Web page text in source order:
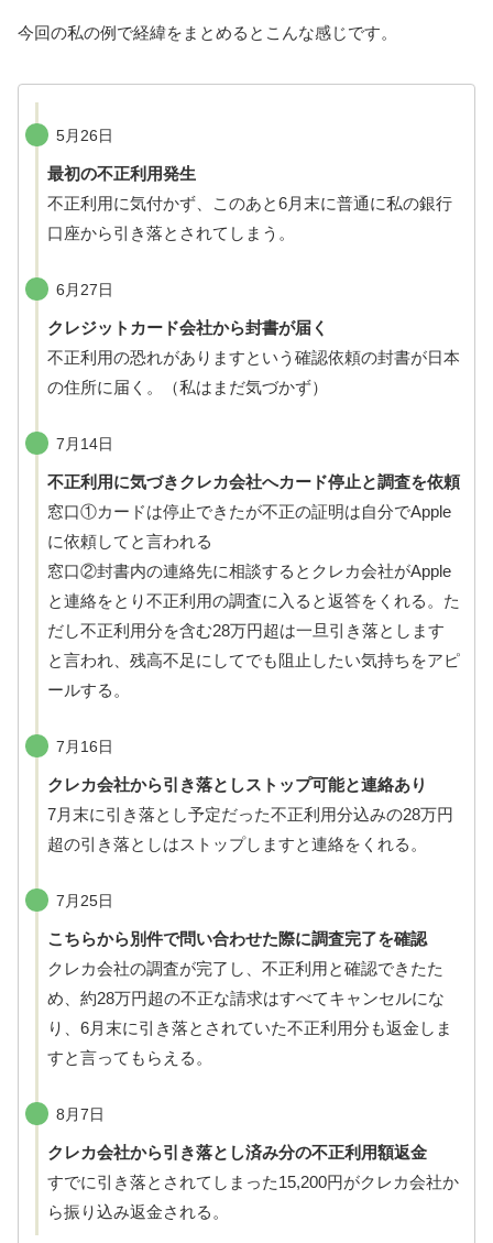
今回の私の例で経緯をまとめるとこんな感じです。
5月26日
最初の不正利用発生
不正利用に気付かず、このあと6月末に普通に私の銀行
口座から引き落とされてしまう。
6月27日
クレジットカード会社から封書が届く
不正利用の恐れがありますという確認依頼の封書が日本
の住所に届く。（私はまだ気づかず）
7月14日
不正利用に気づきクレカ会社へカード停止と調査を依頼
窓口①カードは停止できたが不正の証明は自分でApple
に依頼してと言われる
窓口②封書内の連絡先に相談するとクレカ会社がApple
と連絡をとり不正利用の調査に入ると返答をくれる。た
だし不正利用分を含む28万円超は一旦引き落とします
と言われ、残高不足にしてでも阻止したい気持ちをアピ
ールする。
7月16日
クレカ会社から引き落としストップ可能と連絡あり
7月末に引き落とし予定だった不正利用分込みの28万円
超の引き落としはストップしますと連絡をくれる。
7月25日
こちらから別件で問い合わせた際に調査完了を確認
クレカ会社の調査が完了し、不正利用と確認できたた
め、約28万円超の不正な請求はすべてキャンセルにな
り、6月末に引き落とされていた不正利用分も返金しま
すと言ってもらえる。
8月7日
クレカ会社から引き落とし済み分の不正利用額返金
すでに引き落とされてしまった15,200円がクレカ会社か
ら振り込み返金される。